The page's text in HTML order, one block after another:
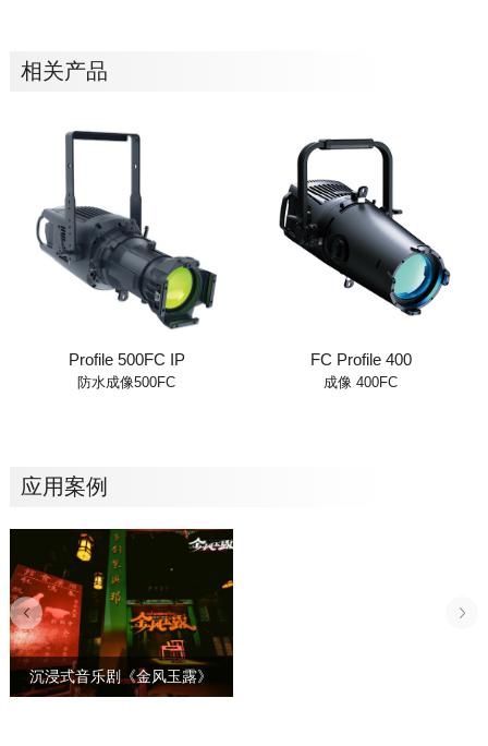
相关产品
Profile 500FC IP
防水成像500FC
FC Profile 400
成像 400FC
应用案例
沉浸式音乐剧《金风玉露》